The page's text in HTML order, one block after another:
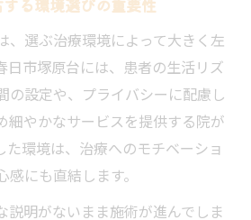
る環境選びの重要性
、選ぶ治療環境によって大きく左
日市塚原台には、患者の生活リズ
の設定や、プライバシーに配慮し
細やかなサービスを提供する院が
た環境は、治療へのモチベーショ
にも直結します。
説明がないまま施術が進んでしま